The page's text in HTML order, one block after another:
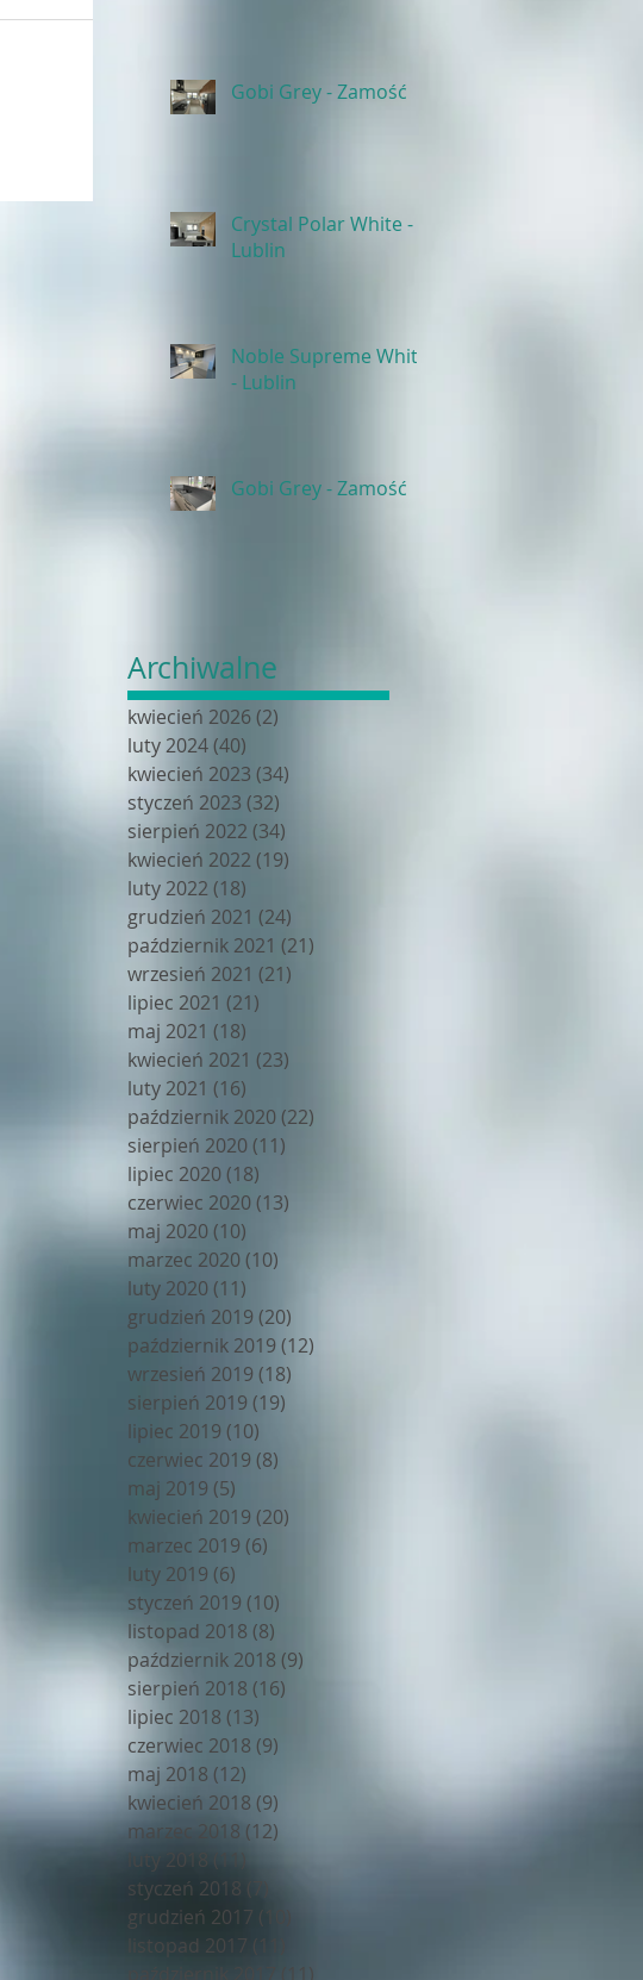
Gobi Grey - Zamość
Crystal Polar White -
Lublin
Noble Supreme White
- Lublin
Gobi Grey - Zamość
Archiwalne
kwiecień 2026 (2)
luty 2024(40)
kwiecień 2023 (34)
styczeń 2023 (32)
sierpień 2022 (34)
kwiecień 2022 (19)
luty 2022 (18)
grudzień 2021 (24)
październik 2021 (21)
wrzesień 2021 (21)
lipiec 2021 (21)
maj 2021 (18)
kwiecień 2021 (23)
luty 2021 (16)
październik 2020 (22)
sierpień 2020 (11)
lipiec 2020 (18)
czerwiec 2020 (13)
maj 2020 (10)
marzec 2020 (10)
luty 2020 (11)
grudzień 2019 (20)
październik 2019 (12)
wrzesień 2019 (18)
sierpień 2019 (19)
lipiec 2019 (10)
czerwiec 2019 (8)
maj 2019 (5)
kwiecień 2019 (20)
marzec 2019 (6)
luty 2019 (6)
styczeń 2019 (10)
listopad 2018 (8)
październik 2018 (9)
sierpień 2018 (16)
lipiec 2018 (13)
czerwiec 2018 (9)
maj 2018 (12)
kwiecień 2018 (9)
marzec 2018 (12)
luty 2018
styczeń 2018
grudzień 2017 (10)
listopad 2017 (11)
październik 2017
(11)